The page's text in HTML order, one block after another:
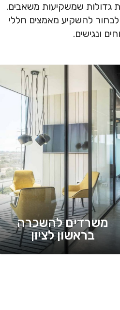
גדולות שמשקיעות משאבים.
להשקיע מאמצים חללי
ונגישים.
משרדים להשכרה
בראשון לציון